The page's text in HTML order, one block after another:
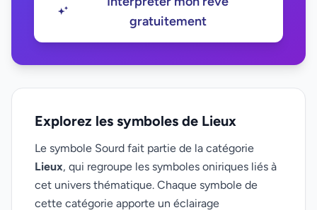
gratuitement
Explorez les symboles de Lieux
Le symbole Sourd fait partie de la catégorie
Lieux, qui regroupe les symboles oniriques liés à
cet univers thématique. Chaque symbole de
cette catégorie apporte un éclairage